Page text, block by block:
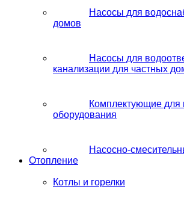
Насосы для
домов
Насосы для
канализации для частных
Комплектующие для
оборудования
Насосно-
Отопление
Котлы и горелки